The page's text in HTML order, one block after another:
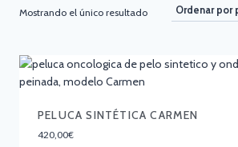
Mostrando el único resultado
PELUCA SINTÉTICA CARMEN
420,00€